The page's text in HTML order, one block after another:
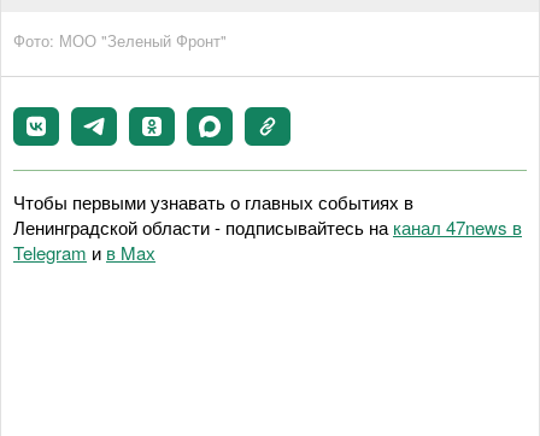
Фото: МОО "Зеленый Фронт"
Чтобы первыми узнавать о главных событиях в
Ленинградской области - подписывайтесь на канал 47news в
Telegram и в Maх